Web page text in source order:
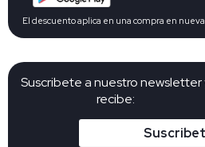
Suscribete a nuestro newsletter
recibe:
El descuento aplica en una compra en